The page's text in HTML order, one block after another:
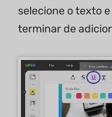
selecione o texto
terminar de